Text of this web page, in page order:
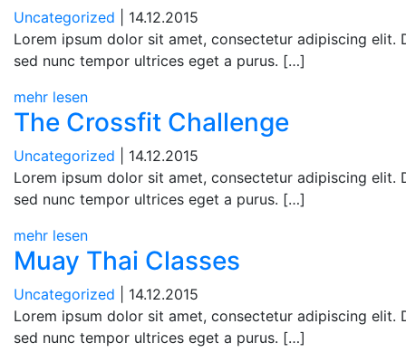
Uncategorized | 14.12.2015
Lorem ipsum dolor sit amet, consectetur adipiscing elit.
sed nunc tempor ultrices eget a purus. […]
mehr lesen
The Crossfit Challenge
Uncategorized | 14.12.2015
Lorem ipsum dolor sit amet, consectetur adipiscing elit.
sed nunc tempor ultrices eget a purus. […]
mehr lesen
Muay Thai Classes
Uncategorized | 14.12.2015
Lorem ipsum dolor sit amet, consectetur adipiscing elit.
sed nunc tempor ultrices eget a purus. […]